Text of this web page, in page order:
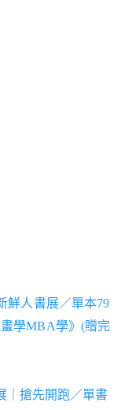
鮮人書展／單本79
學MBA學》(贈完
｜搶先開跑／單書